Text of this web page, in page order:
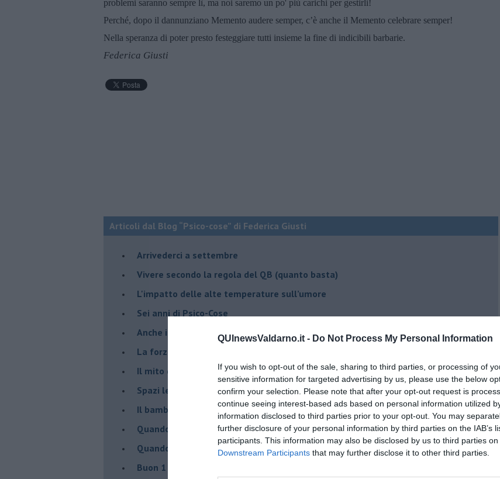
QUInewsValdarno.it - Do Not Process My Personal Information
If you wish to opt-out of the sale, sharing to third parties, or processing of
sensitive information for targeted advertising by us, please use the below
confirm your selection. Please note that after your opt-out request is
continue seeing interest-based ads based on personal information utilized
information disclosed to third parties prior to your opt-out. You may
further disclosure of your personal information by third parties on the IAB’s
participants. This information may also be disclosed by us to third parties on
Downstream Participants that may further disclose it to other third parties.
problemi saranno sempre lì, ma noi saremo un po' più carichi per gestirli!
Perché, dopo il dannunziano Memento audere semper, c’è anche il Memento celebrare semper!
Nella speranza di poter presto festeggiare tutti insieme la fine di indicibili barbarie.
Federica Giusti
Articoli dal Blog “Psico-cose” di Federica Giusti
​Arrivederci a settembre
​Vivere secondo la regola del QB (quanto basta)
​L'impatto delle alte temperature sull’umore
Sei anni di Psico-Cose
​Anche il terapeuta “sente”
​La forza silenziosa dell'impegno
​Il mito della madre leonessa
Spazi leggeri per tempi complessi
Il bambino, il marshmallow e il tempo
​Quando cambia il nome di una sindrome
​Quando il terapeuta torna a casa
​Buon 1 Maggio!